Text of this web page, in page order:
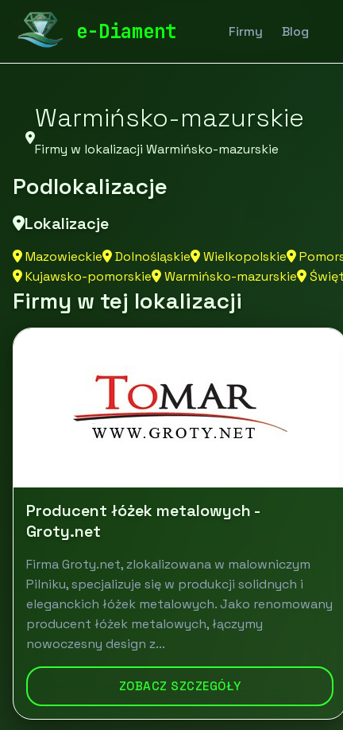
e-Diament Firmy Blog
diamentspa.pl Firmy z województwa
Warmińsko-mazurskie
Firmy w lokalizacji Warmińsko-mazurskie
Podlokalizacje
Lokalizacje
Mazowieckie Dolnośląskie Wielkopolskie
Kujawsko-pomorskie
Warmińsko-mazurskie
Firmy w tej lokalizacji
Producent łóżek metalowych -
Groty.net
Firma Groty.net, zlokalizowana w malowniczym
Pilniku, specjalizuje się w produkcji solidnych i
eleganckich łóżek metalowych. Jako renomowany
producent łóżek metalowych, łączymy
nowoczesny design z...
ZOBACZ SZCZEGÓŁY